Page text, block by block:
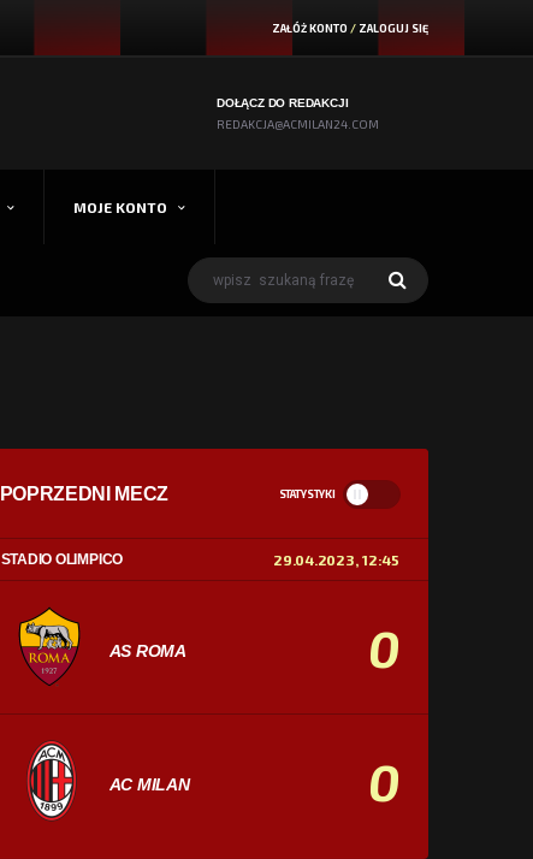
ZAŁÓŻ KONTO / ZALOGUJ SIĘ
DOŁĄCZ DO REDAKCJI
REDAKCJA@ACMILAN24.COM
MOJE KONTO
POPRZEDNI MECZ STATYSTYKI
STADIO OLIMPICO 29.04.2023, 12:45
AS ROMA 0
AC MILAN 0